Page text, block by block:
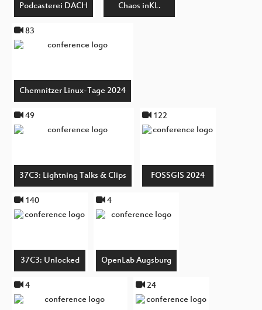
Podcasterei DACH Chaos inKL.
83
Chemnitzer Linux-Tage 2024
49
37C3: Lightning Talks & Clips
122
FOSSGIS 2024
140
37C3: Unlocked
4
OpenLab Augsburg
4 24